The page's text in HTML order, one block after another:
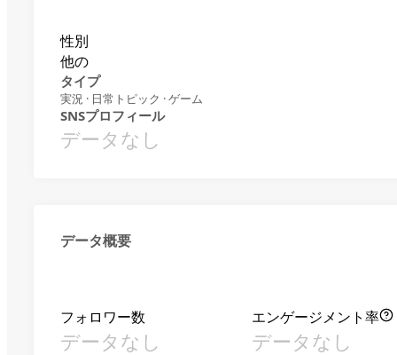
性別
他の
タイプ
実況 · 日常トピック · ゲーム
SNSプロフィール
データなし
データ概要
フォロワー数
データなし
エンゲージメント率
データなし